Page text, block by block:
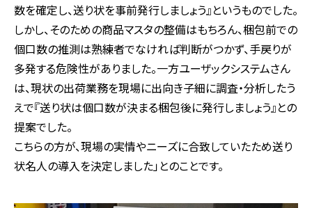
数を確定し、送り状を事前発行しましょう』というものでした。
しかし、そのための商品マスタの整備はもちろん、梱包前での
個口数の推測は熟練者でなければ判断がつかず、手戻りが
多発する危険性がありました。一方ユーザックシステムさん
は、現状の出荷業務を現場に出向き子細に調査・分析したう
えで『送り状は個口数が決まる梱包後に発行しましょう』との
提案でした。
こちらの方が、現場の実情やニーズに合致していたため送り
状名人の導入を決定しました」とのことです。